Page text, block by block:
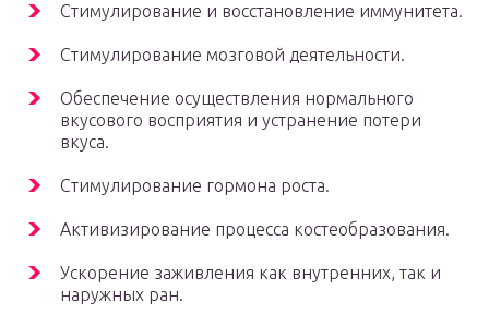
Стимулирование и восстановление иммунитета.
Стимулирование мозговой деятельности.
Обеспечение осуществления нормального
вкусового восприятия и устранение потери
вкуса.
Стимулирование гормона роста.
Активизирование процесса костеобразования.
Ускорение заживления как внутренних, так и
наружных ран.